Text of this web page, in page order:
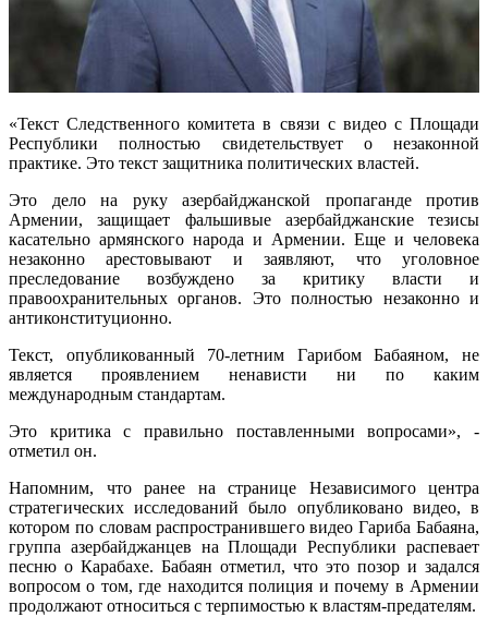
«Текст Следственного комитета в связи с видео с Площади
Республики полностью свидетельствует о незаконной
практике. Это текст защитника политических властей.
Это дело на руку азербайджанской пропаганде против
Армении, защищает фальшивые азербайджанские тезисы
касательно армянского народа и Армении. Еще и человека
незаконно арестовывают и заявляют, что уголовное
преследование возбуждено за критику власти и
правоохранительных органов. Это полностью незаконно и
антиконституционно.
Текст, опубликованный 70-летним Гарибом Бабаяном, не
является проявлением ненависти ни по каким
международным стандартам.
Это критика с правильно поставленными вопросами», -
отметил он.
Напомним, что ранее на странице Независимого центра
стратегических исследований было опубликовано видео, в
котором по словам распространившего видео Гариба Бабаяна,
группа азербайджанцев на Площади Республики распевает
песню о Карабахе. Бабаян отметил, что это позор и задался
вопросом о том, где находится полиция и почему в Армении
продолжают относиться с терпимостью к властям-предателям.